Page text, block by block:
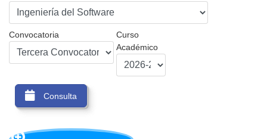
Convocatoria
Curso
Académico
Consulta